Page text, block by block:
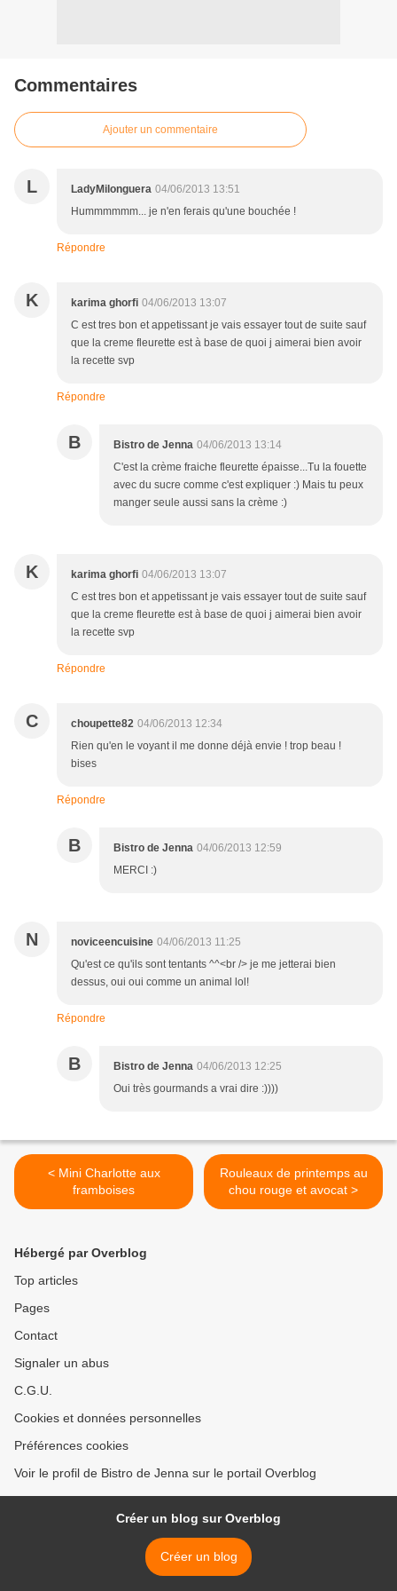
Commentaires
Ajouter un commentaire
L LadyMilonguera 04/06/2013 13:51
Hummmmmm... je n'en ferais qu'une bouchée !
Répondre
K karima ghorfi 04/06/2013 13:07
C est tres bon et appetissant je vais essayer tout de suite sauf
que la creme fleurette est à base de quoi j aimerai bien avoir
la recette svp
Répondre
B Bistro de Jenna 04/06/2013 13:14
C'est la crème fraiche fleurette épaisse...Tu la fouette
avec du sucre comme c'est expliquer :) Mais tu peux
manger seule aussi sans la crème :)
K karima ghorfi 04/06/2013 13:07
C est tres bon et appetissant je vais essayer tout de suite sauf
que la creme fleurette est à base de quoi j aimerai bien avoir
la recette svp
Répondre
C choupette82 04/06/2013 12:34
Rien qu'en le voyant il me donne déjà envie ! trop beau !
bises
Répondre
B Bistro de Jenna 04/06/2013 12:59
MERCI :)
N noviceencuisine 04/06/2013 11:25
Qu'est ce qu'ils sont tentants ^^<br /> je me jetterai bien
dessus, oui oui comme un animal lol!
Répondre
B Bistro de Jenna 04/06/2013 12:25
Oui très gourmands a vrai dire :))))
< Mini Charlotte aux
framboises
Rouleaux de printemps au
chou rouge et avocat >
Hébergé par Overblog
Top articles
Pages
Contact
Signaler un abus
C.G.U.
Cookies et données personnelles
Préférences cookies
Voir le profil de Bistro de Jenna sur le portail Overblog
Créer un blog sur Overblog
Créer un blog